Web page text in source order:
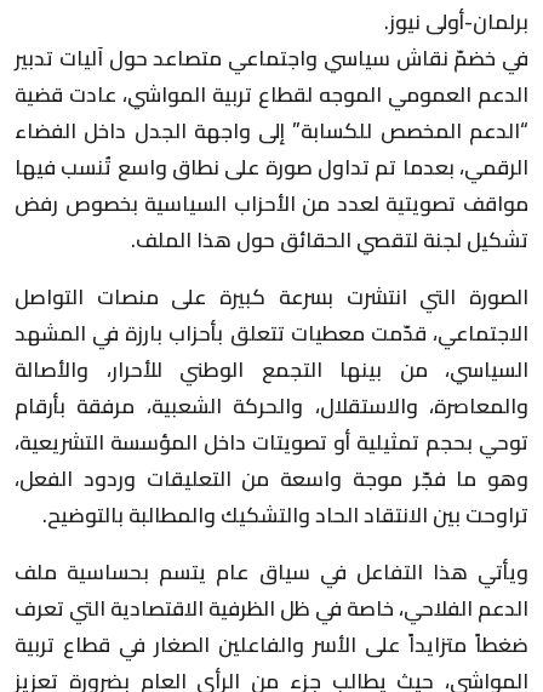
برلمان-أولى نيوز.
في خضمّ نقاش سياسي واجتماعي متصاعد حول آليات تدبير
الدعم العمومي الموجه لقطاع تربية المواشي، عادت قضية
“الدعم المخصص للكسابة” إلى واجهة الجدل داخل الفضاء
الرقمي، بعدما تم تداول صورة على نطاق واسع تُنسب فيها
مواقف تصويتية لعدد من الأحزاب السياسية بخصوص رفض
تشكيل لجنة لتقصي الحقائق حول هذا الملف.
الصورة التي انتشرت بسرعة كبيرة على منصات التواصل
الاجتماعي، قدّمت معطيات تتعلق بأحزاب بارزة في المشهد
السياسي، من بينها التجمع الوطني للأحرار، والأصالة
والمعاصرة، والاستقلال، والحركة الشعبية، مرفقة بأرقام
توحي بحجم تمثيلية أو تصويتات داخل المؤسسة التشريعية،
وهو ما فجّر موجة واسعة من التعليقات وردود الفعل،
تراوحت بين الانتقاد الحاد والتشكيك والمطالبة بالتوضيح.
ويأتي هذا التفاعل في سياق عام يتسم بحساسية ملف
الدعم الفلاحي، خاصة في ظل الظرفية الاقتصادية التي تعرف
ضغطاً متزايداً على الأسر والفاعلين الصغار في قطاع تربية
المواشي، حيث يطالب جزء من الرأي العام بضرورة تعزيز